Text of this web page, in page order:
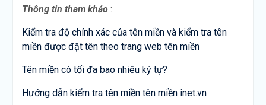
Thông tin tham khảo:
Kiểm tra độ chính xác của tên miền và kiểm tra tên
miền được đặt tên theo trang web tên miền
Tên miền có tối đa bao nhiêu ký tự?
Hướng dẫn kiểm tra tên miền tên miền inet.vn